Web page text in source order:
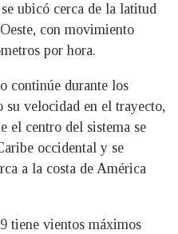
ubicó cerca de la latitud
con movimiento
por hora.
continúe durante los
velocidad en el trayecto,
el centro del sistema se
occidental y se
a la costa de América
tiene vientos máximos